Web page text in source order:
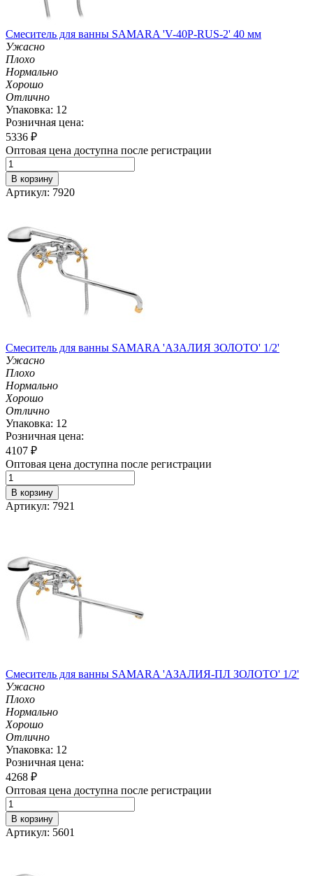
Смеситель для ванны SAMARA 'V-40P-RUS-2' 40 мм
Ужасно
Плохо
Нормально
Хорошо
Отлично
Упаковка: 12
Розничная цена:
5336 ₽
Оптовая цена доступна после регистрации
В корзину
Артикул: 7920
Смеситель для ванны SAMARA 'АЗАЛИЯ ЗОЛОТО' 1/2'
Ужасно
Плохо
Нормально
Хорошо
Отлично
Упаковка: 12
Розничная цена:
4107 ₽
Оптовая цена доступна после регистрации
В корзину
Артикул: 7921
Смеситель для ванны SAMARA 'АЗАЛИЯ-ПЛ ЗОЛОТО' 1/2'
Ужасно
Плохо
Нормально
Хорошо
Отлично
Упаковка: 12
Розничная цена:
4268 ₽
Оптовая цена доступна после регистрации
В корзину
Артикул: 5601